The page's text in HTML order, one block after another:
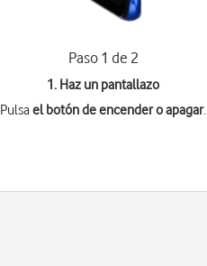
Paso 1 de 2
1. Haz un pantallazo
Pulsael botón de encender o apagar.